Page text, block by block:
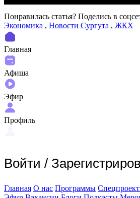
Понравилась статья? Поделиcь в
Экономика , Новости Сургута , ЖКХ
Главная
Афиша
Эфир
Профиль
Войти /
Главная О нас Программы